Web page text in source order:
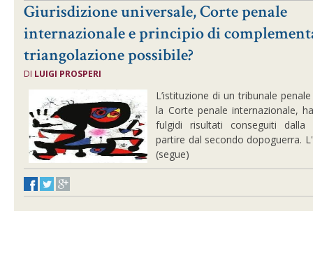
Giurisdizione universale, Corte penale
internazionale e principio di
triangolazione possibile?
DI LUIGI PROSPERI
L’istituzione di un tribunale
la Corte penale internazionale,
fulgidi risultati conseguiti dalla
partire dal secondo dopoguerra.
(segue)